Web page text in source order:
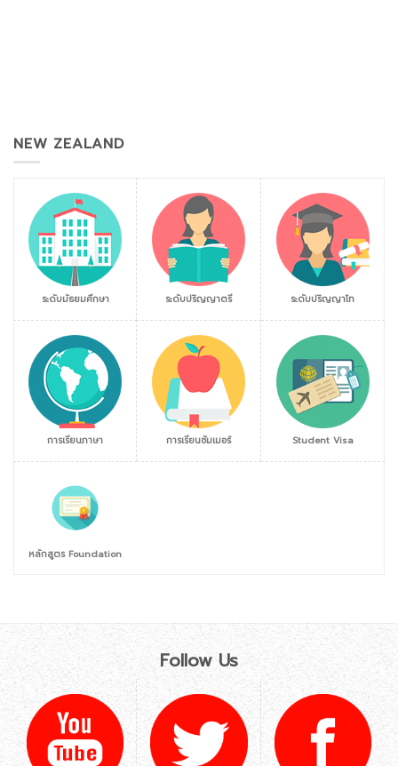
NEW ZEALAND
ระดับมัธยมศึกษา ระดับปริญญาตรี ระดับปริญญาโท
การเรียนภาษา การเรียนซัมเมอร์ Student Visa
หลักสูตร Foundation
Follow Us